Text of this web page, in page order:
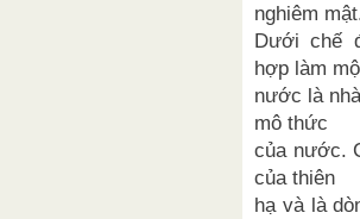
nghiêm
Dưới chế
hợp làm
nước là
mô thức
của nước.
của thiên
hạ và là